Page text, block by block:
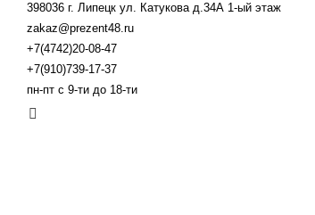
398036 г. Липецк ул. Катукова д.34А 1-ый этаж
zakaz@prezent48.ru
+7(4742)20-08-47
+7(910)739-17-37
пн-пт с 9-ти до 18-ти